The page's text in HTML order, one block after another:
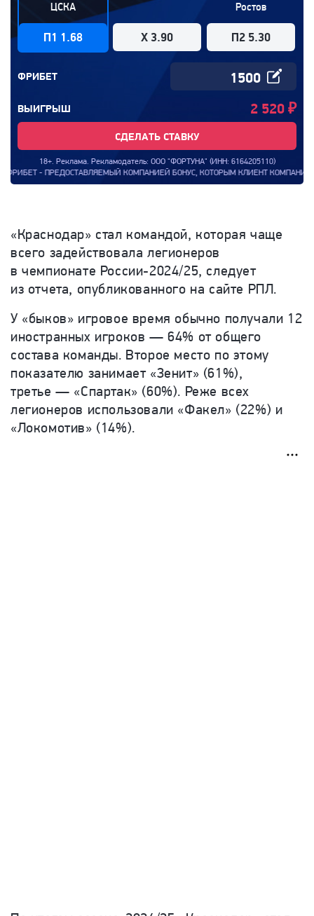
ЦСКА
П1 1.68 X 3.90
Ростов
П2 5.30
ФРИБЕТ
ВЫИГРЫШ 2 520 ₽
СДЕЛАТЬ СТАВКУ
18+. Реклама. Рекламодатель: ООО "ФОРТУНА" (ИНН: 6164205110)
КОМПАНИЕЙ БОНУС, КОТОРЫМ КЛИЕНТ КОМПАНИИ МОЖЕТ
«Краснодар» стал командой, которая чаще
всего задействовала легионеров
в чемпионате России-2024/25, следует
из отчета, опубликованного на сайте РПЛ.
У «быков» игровое время обычно получали 12
иностранных игроков — 64% от общего
состава команды. Второе место по этому
показателю занимает «Зенит» (61%),
третье — «Спартак» (60%). Реже всех
легионеров использовали «Факел» (22%) и
«Локомотив» (14%).